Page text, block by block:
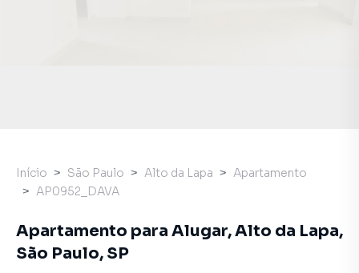
Início São Paulo Alto da Lapa
Apartamento
AP0952_DAVA
Apartamento para Alugar, Alto da Lapa,
São Paulo, SP